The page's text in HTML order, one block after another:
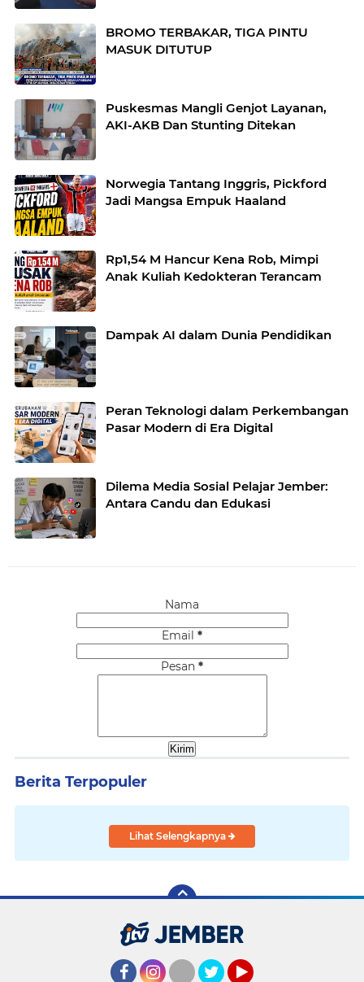
BROMO TERBAKAR, TIGA PINTU
MASUK DITUTUP
Puskesmas Mangli Genjot Layanan,
AKI-AKB Dan Stunting Ditekan
Norwegia Tantang Inggris, Pickford
Jadi Mangsa Empuk Haaland
Rp1,54 M Hancur Kena Rob, Mimpi
Anak Kuliah Kedokteran Terancam
Dampak AI dalam Dunia Pendidikan
Peran Teknologi dalam Perkembangan
Pasar Modern di Era Digital
Dilema Media Sosial Pelajar Jember:
Antara Candu dan Edukasi
Nama
Email *
Pesan *
Berita Terpopuler
Lihat Selengkapnya